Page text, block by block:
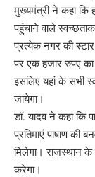
मुख्यमंत्री ने कहा कि
पहुंचाने वाले
प्रत्येक नगर की स्टार
पर एक हजार रुपए का
इसलिए यहां के सभी
जायेगा।
डॉ. यादव ने कहा कि
प्रतिमाएं पाषाण की
मिलेगा। राजस्थान
करेगा।